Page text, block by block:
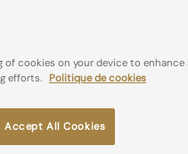
coton France
Couleurs :Rouge
of cookies on your device to enhance
efforts. Politique de cookies
Accept All Cookies